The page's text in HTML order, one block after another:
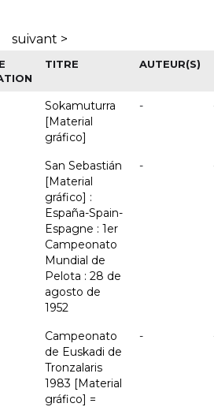
suivant >
TITRE AUTEUR(S)
Sokamuturra
[Material
gráfico]
-
San Sebastián
[Material
gráfico] :
España-Spain-
Espagne : 1er
Campeonato
Mundial de
Pelota : 28 de
agosto de
1952
-
Campeonato
de Euskadi de
Tronzalaris
1983 [Material
gráfico] =
-